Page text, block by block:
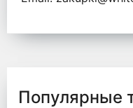
Популярные